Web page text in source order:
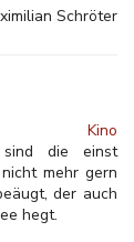
Schröter
Kino
die einst
mehr gern
der auch
hegt.